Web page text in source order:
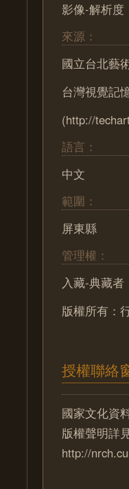
影像-解析度
來源：
國立台北藝
台灣視覺記
(http://
語言：
中文
範圍：
屏東縣
管理權：
入藏-典藏
版權所有：
授權聯絡
國家文化資
版權聲明詳
http://